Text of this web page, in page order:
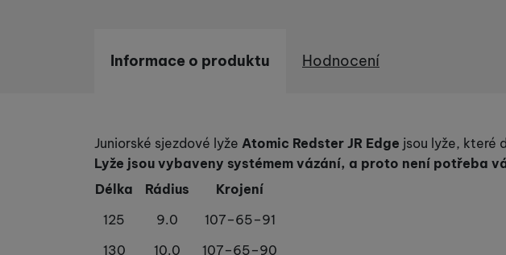
Informace o produktu Hodnocení
Juniorské sjezdové lyže Atomic Redster JR Edge jsou lyže, které
Lyže jsou vybaveny systémem vázání, a proto není potřeba
Délka
Rádius
Krojení
125
9.0
107–65–91
130
10.0 107–65–90